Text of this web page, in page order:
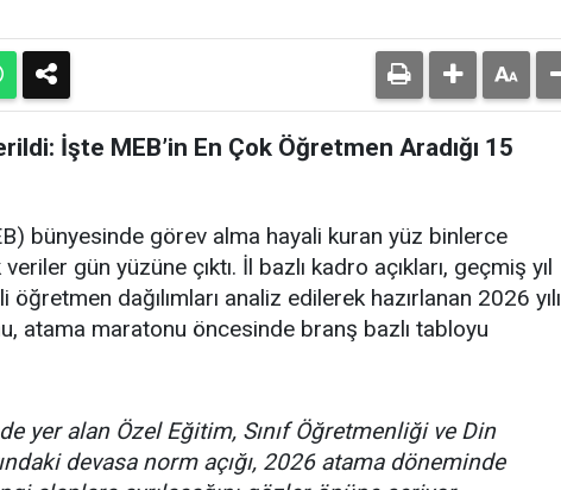
İşte MEB’in En Çok Öğretmen Aradığı 15
bünyesinde görev alma hayali kuran yüz binlerce
gün yüzüne çıktı. İl bazlı kadro açıkları, geçmiş yıl
dağılımları analiz edilerek hazırlanan 2026 yılı
atama maratonu öncesinde branş bazlı tabloyu
yer alan Özel Eğitim, Sınıf Öğretmenliği ve Din
devasa norm açığı, 2026 atama döneminde